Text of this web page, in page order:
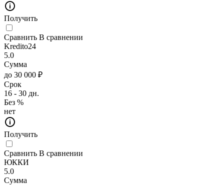
Получить
Сравнить В сравнении
Kredito24
5.0
Сумма
до 30 000 ₽
Срок
16 - 30 дн.
Без %
нет
Получить
Сравнить В сравнении
ЮККИ
5.0
Сумма